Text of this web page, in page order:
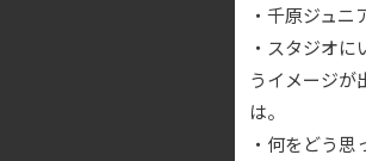
・千原ジュニ
・スタジオ
うイメージが
は。
・何をどう